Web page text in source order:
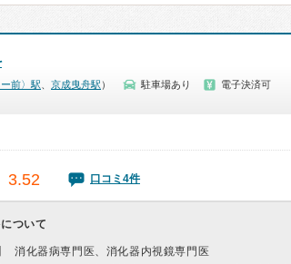
前〉駅 京成曳舟駅 ） 駐車場あり
電子決済可
3.52 口コミ4件
ついて
消化器病専門医、消化器内視鏡専門医